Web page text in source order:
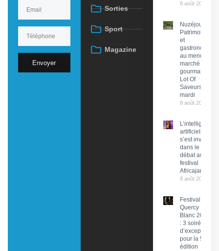
Envoyer
Sorties
Sport
Magazine
8 août 2026
Nuzéjouls :
Patrimoine
et
gastronomie
au menu du
marché
gourmand
Lot Of
Saveurs ce
mardi
8 août 2026
L’intelligence
artificielle
s’est invitée
dans le
débat au
festival
Africajarc
8 août 2026
Festival du
Quercy
Blanc 2026
: 3 soirées
d’exception
pour la 58e
édition